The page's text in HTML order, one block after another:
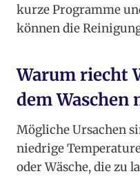
kurze Programme
können die
Warum riecht
dem Waschen
Mögliche Ursachen
niedrige
oder Wäsche, die zu